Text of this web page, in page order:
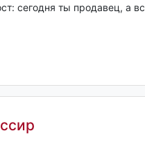
сегодня ты продавец, а